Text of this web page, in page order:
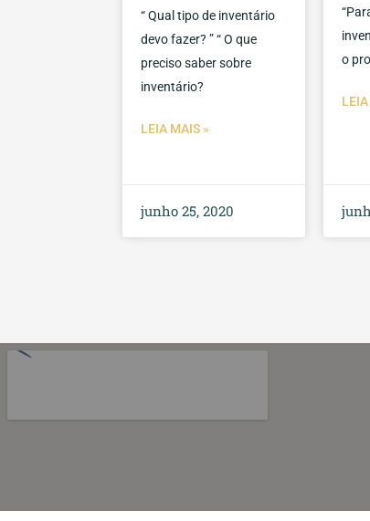
“ Qual tipo de inventário
devo fazer? ” “ O que
preciso saber sobre
inventário?
LEIA MAIS »
junho 25, 2020
o